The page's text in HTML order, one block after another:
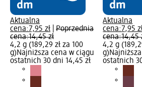
Aktualna
cena:7,95 zł
Poprzednia
cena:14,45 zł
4,2 g (189,29 zł za 100
g)Najniższa cena w ciągu
ostatnich 30 dni 14,45 zł
Aktualna
cena:7,95
cena:14,45
4,2 g
g)
ostatnich